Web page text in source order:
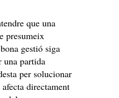
que una
presumeix
gestió siga
una partida
per solucionar
directament